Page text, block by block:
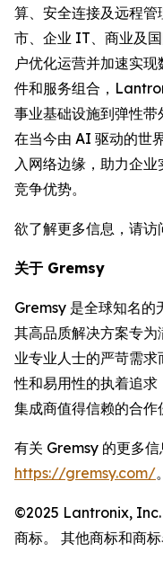
算、安全连接及远程
市、企业 IT、商业及
户优化运营并加速实
件和服务组合，
事业基础设施到弹性带
在当今由 AI 驱动的世
入网络边缘，助力企
竞争优势。
欲了解更多信息，请访
关于 Gremsy
Gremsy 是全球知名的
其高品质解决方案专
业专业人士的严苛需
性和易用性的执着追
集成商值得信赖的合作
有关 Gremsy 的更多信
https://gremsy.com/。
©2025 Lantronix, Inc.
商标。 其他商标和商